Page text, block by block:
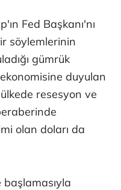
Fed Başkanı'nı
söylemlerinin
gümrük
duyulan
resesyon ve
olan doları da